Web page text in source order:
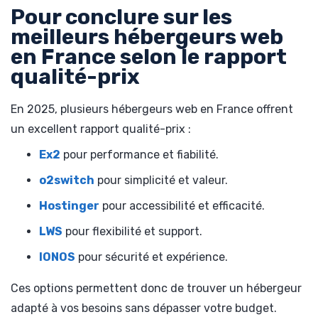
Pour conclure sur les
meilleurs hébergeurs web
en France selon le rapport
qualité-prix
En 2025, plusieurs hébergeurs web en France offrent
un excellent rapport qualité-prix :
Ex2 pour performance et fiabilité.
o2switch pour simplicité et valeur.
Hostinger pour accessibilité et efficacité.
LWS pour flexibilité et support.
IONOS pour sécurité et expérience.
Ces options permettent donc de trouver un hébergeur
adapté à vos besoins sans dépasser votre budget.